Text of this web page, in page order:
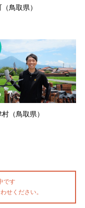
鳥取県）
（鳥取県）
です
せください。